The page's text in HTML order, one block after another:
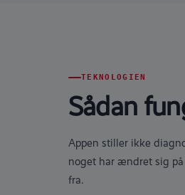
TEKNOLOGIEN
Sådan
Appen stiller ikke
noget har ændret sig på
fra.